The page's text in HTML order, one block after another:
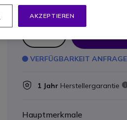
196,95 €
Anzahl
VERFÜGBARKEIT
1 Jahr Herstellergarantie
Hauptmerkmale
AKZEPTIEREN